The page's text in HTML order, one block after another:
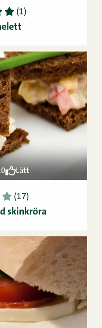
5 (1)
Lätt
5 (17)
skinkröra